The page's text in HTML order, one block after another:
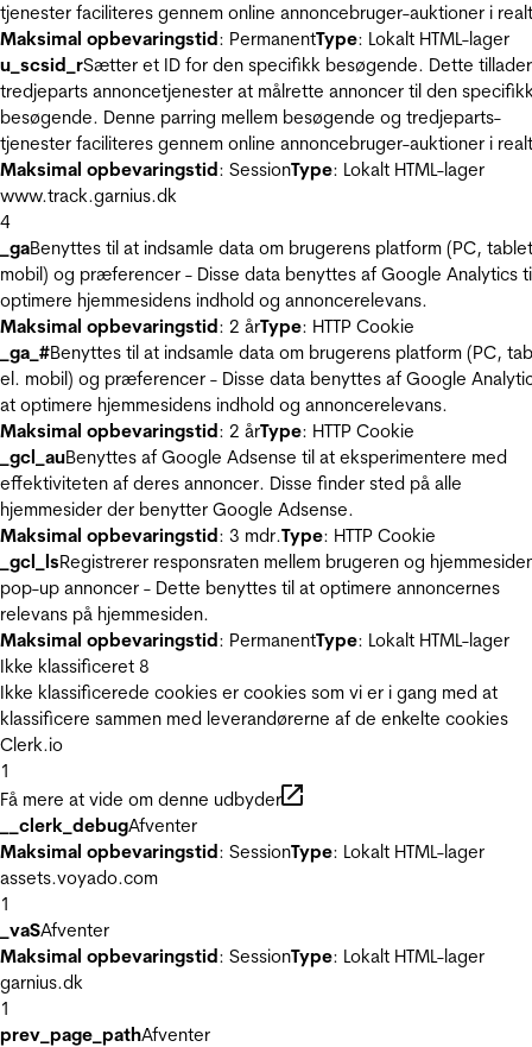
tjenester faciliteres gennem online annoncebruger-auktioner i
Maksimal opbevaringstid: PermanentType: Lokalt HTML-lager
u_scsid_rSætter et ID for den specifikk besøgende. Dette tillader
tredjeparts annoncetjenester at målrette annoncer til den
besøgende. Denne parring mellem besøgende og tredjeparts-
tjenester faciliteres gennem online annoncebruger-auktioner i
Maksimal opbevaringstid: SessionType: Lokalt HTML-lager
www.track.garnius.dk
4
_gaBenyttes til at indsamle data om brugerens platform (PC,
mobil) og præferencer - Disse data benyttes af Google Analytics
optimere hjemmesidens indhold og annoncerelevans.
Maksimal opbevaringstid: 2 årType: HTTP Cookie
_ga_#Benyttes til at indsamle data om brugerens platform (PC,
el. mobil) og præferencer - Disse data benyttes af Google
at optimere hjemmesidens indhold og annoncerelevans.
Maksimal opbevaringstid: 2 årType: HTTP Cookie
_gcl_auBenyttes af Google Adsense til at eksperimentere med
effektiviteten af deres annoncer. Disse finder sted på alle
hjemmesider der benytter Google Adsense.
Maksimal opbevaringstid: 3 mdr.Type: HTTP Cookie
_gcl_lsRegistrerer responsraten mellem brugeren og
pop-up annoncer - Dette benyttes til at optimere annoncernes
relevans på hjemmesiden.
Maksimal opbevaringstid: PermanentType: Lokalt HTML-lager
Ikke klassificeret 8
Ikke klassificerede cookies er cookies som vi er i gang med at
klassificere sammen med leverandørerne af de enkelte cookies
Clerk.io
1
Få mere at vide om denne udbyder
__clerk_debugAfventer
Maksimal opbevaringstid: SessionType: Lokalt HTML-lager
assets.voyado.com
1
_vaSAfventer
Maksimal opbevaringstid: SessionType: Lokalt HTML-lager
garnius.dk
1
prev_page_pathAfventer